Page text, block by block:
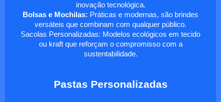
inovação tecnológica.
Bolsas e Mochilas: Práticas e modernas, são brindes
versáteis que combinam com qualquer público.
Sacolas Personalizadas: Modelos ecológicos em tecido
ou kraft que reforçam o compromisso com a
sustentabilidade.
Pastas Personalizadas